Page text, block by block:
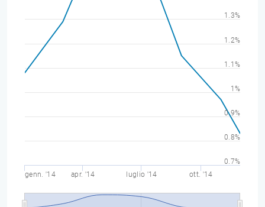
genn. '14 apr. '14 luglio '14 ott. '14
0.7%
0.8%
0.9%
1%
1.1%
1.2%
1.3%